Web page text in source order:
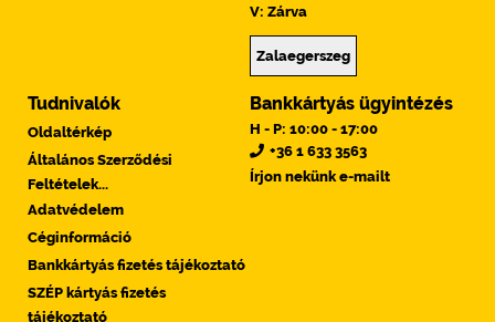
V: Zárva
Zalaegerszeg
Tudnivalók
Oldaltérkép
Általános Szerződési
Feltételek...
Adatvédelem
Céginformáció
Bankkártyás fizetés tájékoztató
SZÉP kártyás fizetés
tájékoztató
Bankkártyás ügyintézés
H - P: 10:00 - 17:00
+36 1 633 3563
Írjon nekünk e-mailt